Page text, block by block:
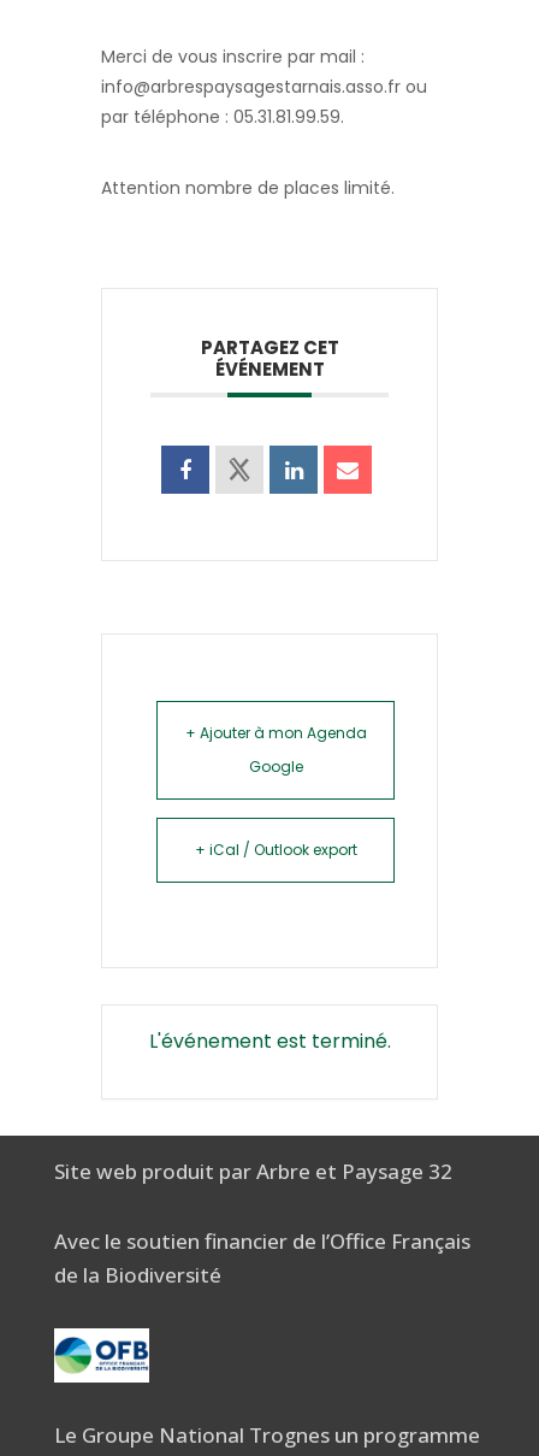
Merci de vous inscrire par mail :
info@arbrespaysagestarnais.asso.fr ou
par téléphone : 05.31.81.99.59.
Attention nombre de places limité.
PARTAGEZ CET
ÉVÉNEMENT
+ Ajouter à mon Agenda
Google
+ iCal / Outlook export
L'événement est terminé.
Site web produit par Arbre et Paysage 32
Avec le soutien financier de l’Office Français
de la Biodiversité
Le Groupe National Trognes un programme